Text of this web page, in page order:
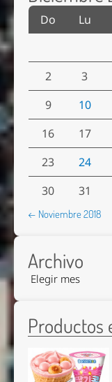
Do Lu
2
3
9
10
16
17
23
24
30
31
← Noviembre 2018
Archivo
Productos